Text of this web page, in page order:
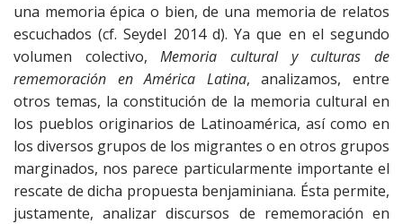
una memoria épica o bien, de una memoria de relatos
escuchados (cf. Seydel 2014 d). Ya que en el segundo
volumen colectivo,Memoria cultural y culturas de
rememoración en América Latina, analizamos, entre
otros temas, la constitución de la memoria cultural en
los pueblos originarios de Latinoamérica, así como en
los diversos grupos de los migrantes o en otros grupos
marginados, nos parece particularmente importante el
rescate de dicha propuesta benjaminiana. Ésta permite,
justamente, analizar discursos de rememoración en